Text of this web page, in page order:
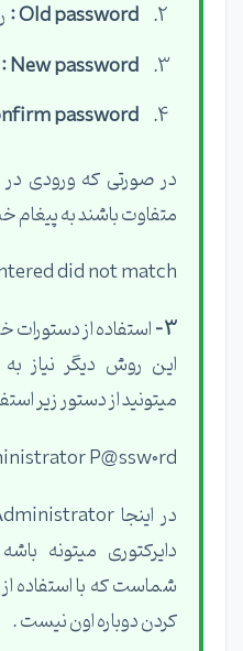
Old password :
New password :
password :
در صورتی که ورودی
متفاوت باشند به پیغام
did not match.
3 - استفاده از دستورات
این روش دیگر نیاز
میتونید از دستور زیر
P@ssw0rd
شماست که با استفاده از
کردن دوباره اون نیست .